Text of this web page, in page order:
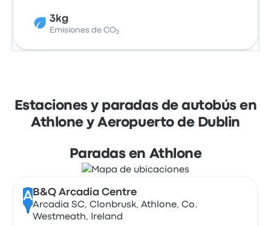
3kg
Emisiones de CO₂
Estaciones y paradas de autobús en
Athlone y Aeropuerto de Dublin
Paradas en Athlone
A B&Q Arcadia Centre
Arcadia SC, Clonbrusk, Athlone, Co.
Westmeath, Ireland